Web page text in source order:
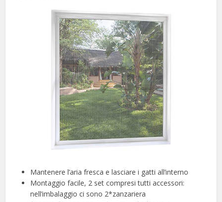
Mantenere l’aria fresca e lasciare i gatti all’interno
Montaggio facile, 2 set compresi tutti accessori:
nell’imbalaggio ci sono 2*zanzariera